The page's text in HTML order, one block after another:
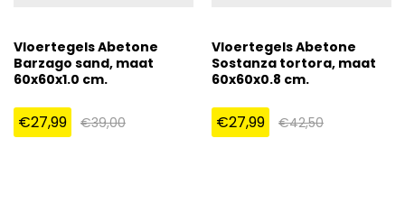
Vloertegels Abetone
Barzago sand, maat
60x60x1.0 cm.
€27,99 €39,00
Vloertegels Abetone
Sostanza tortora, maat
60x60x0.8 cm.
€27,99 €42,50